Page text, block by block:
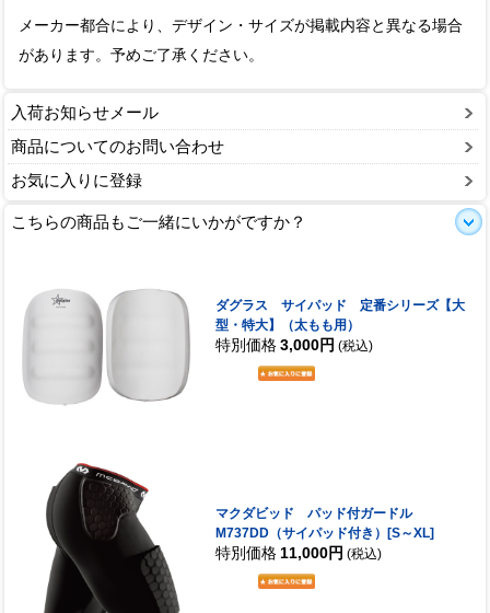
メーカー都合により、デザイン・サイズが掲載内容と異なる場合
があります。予めご了承ください。
入荷お知らせメール
商品についてのお問い合わせ
お気に入りに登録
こちらの商品もご一緒にいかがですか？
ダグラス サイパッド 定番シリーズ【大
型・特大】（太もも用）
特別価格 3,000円 (税込)
マクダビッド パッド付ガードル
M737DD（サイパッド付き）[S～XL]
特別価格 11,000円 (税込)